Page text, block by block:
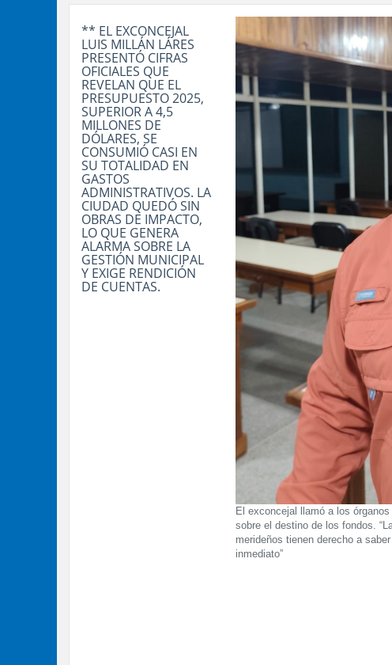
El exconcejal llamó a los
sobre el destino de los fondos.
merideños tienen derecho a
inmediato”
** EL EXCONCEJAL
LUIS MILLÁN LÁRES
PRESENTÓ CIFRAS
OFICIALES QUE
REVELAN QUE EL
PRESUPUESTO 2025,
SUPERIOR A 4,5
MILLONES DE
DÓLARES, SE
CONSUMIÓ CASI EN
SU TOTALIDAD EN
GASTOS
ADMINISTRATIVOS. LA
CIUDAD QUEDÓ SIN
OBRAS DE IMPACTO,
LO QUE GENERA
ALARMA SOBRE LA
GESTIÓN MUNICIPAL
Y EXIGE RENDICIÓN
DE CUENTAS.